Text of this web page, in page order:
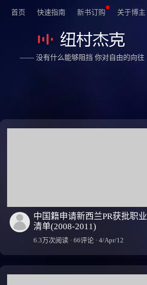
首页 快速指南 新书订购 关于博主
—— 没有什么能够阻挡 你对自由的向往
中国籍申请新西兰PR获批职业
清单(2008-2011)
6.3万次阅读 · 66评论 · 4/Apr/12